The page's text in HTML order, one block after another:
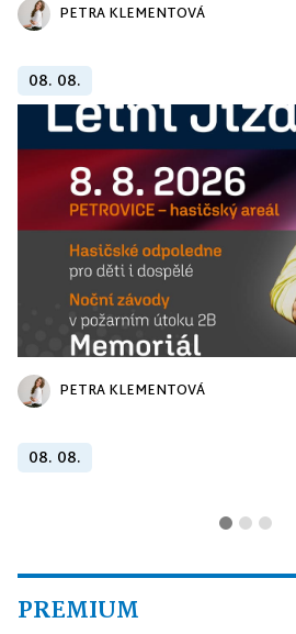
PETRA KLEMENTOVÁ
08. 08.
PETRA KLEMENTOVÁ
08. 08.
PREMIUM